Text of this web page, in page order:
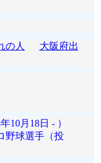
の人
大阪府出
10月18日 - ）
野球選手（投